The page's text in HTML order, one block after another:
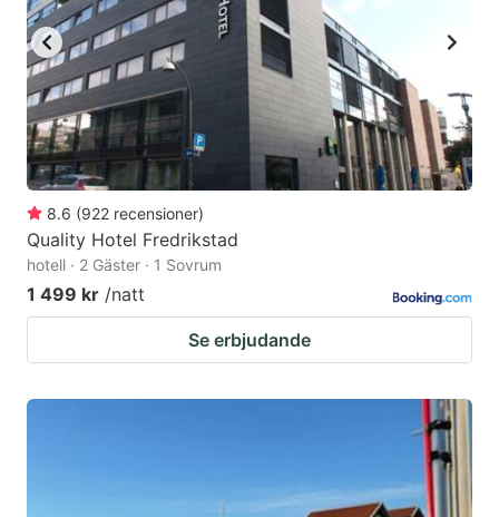
8.6 (922 recensioner)
Quality Hotel Fredrikstad
hotell · 2 Gäster · 1 Sovrum
1 499 kr /natt
Se erbjudande